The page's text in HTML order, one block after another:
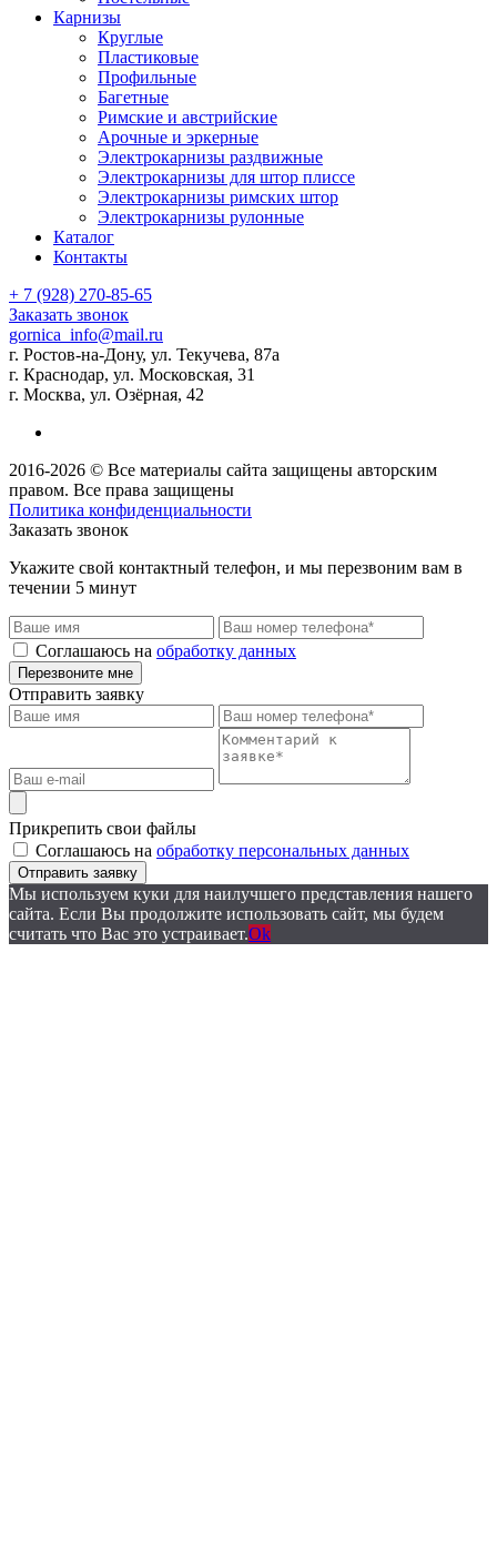
Карнизы
Круглые
Пластиковые
Профильные
Багетные
Римские и австрийские
Арочные и эркерные
Электрокарнизы раздвижные
Электрокарнизы для штор плиссе
Электрокарнизы римских штор
Электрокарнизы рулонные
Каталог
Контакты
+ 7 (928) 270-85-65
Заказать звонок
gornica_info@mail.ru
г. Ростов-на-Дону, ул. Текучева, 87а
г. Краснодар, ул. Московская, 31
г. Москва, ул. Озёрная, 42
2016-2026 © Все материалы сайта защищены авторским
правом. Все права защищены
Политика конфиденциальности
Заказать звонок
Укажите свой контактный телефон, и мы перезвоним вам в
течении 5 минут
Соглашаюсь на обработку данных
Перезвоните мне
Отправить заявку
Прикрепить свои файлы
Соглашаюсь на обработку персональных данных
Отправить заявку
Мы используем куки для наилучшего представления нашего
сайта. Если Вы продолжите использовать сайт, мы будем
считать что Вас это устраивает.Ok